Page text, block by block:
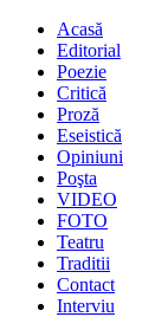
Acasă
Editorial
Poezie
Critică
Proză
Eseistică
Opiniuni
Poşta
VIDEO
FOTO
Teatru
Traditii
Contact
Interviu